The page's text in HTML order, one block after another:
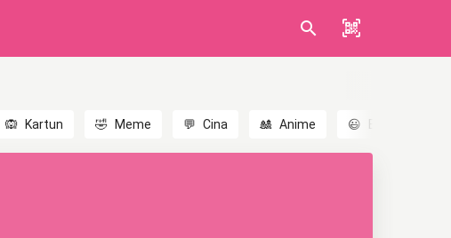
🙉 Kartun 🤣 Meme 💬 Cina 🎎 Anime 😃